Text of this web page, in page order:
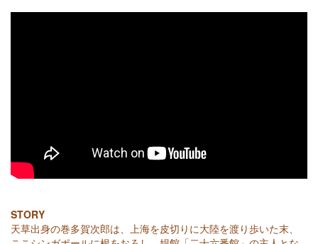
STORY
天草出身の巻多賀次郎は、上海を皮切りに大陸を渡り歩いた末、